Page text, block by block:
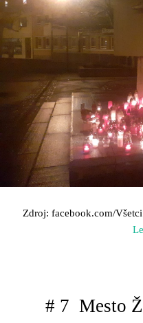
Zdroj: facebook.com/
# 7 Mesto